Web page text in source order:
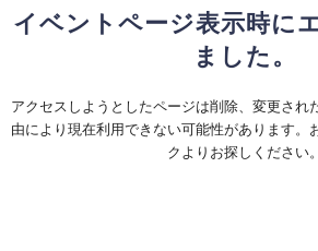
イベントページ表示時に
ました。
アクセスしようとしたページは削除、変更され
由により現在利用できない可能性があります。
クよりお探しください。